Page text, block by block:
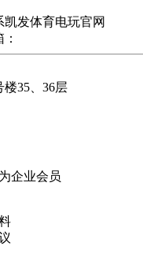
发体育电玩官网
楼35、36层
企业会员